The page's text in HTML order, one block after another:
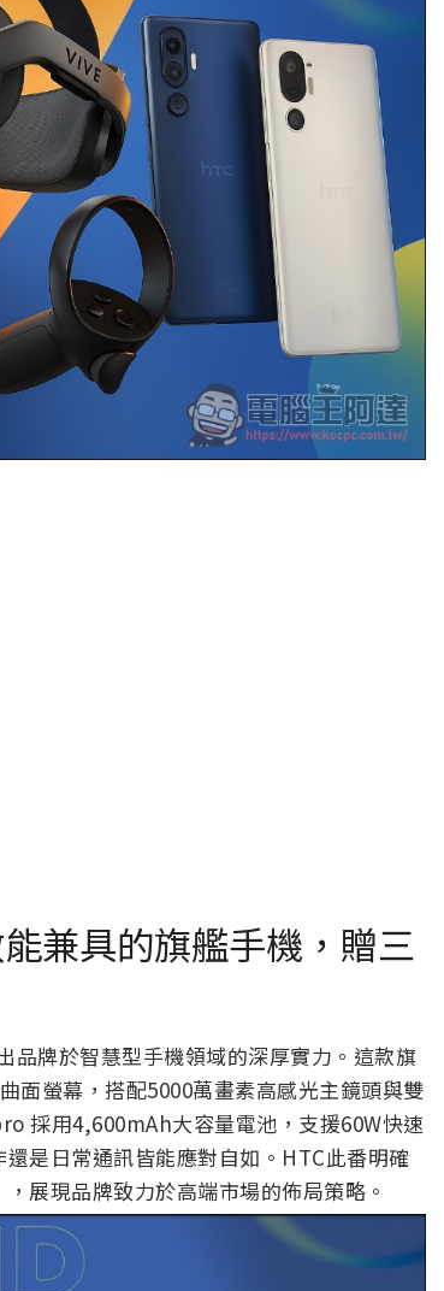
兼具的旗艦手機，贈三
牌於智慧型手機領域的深厚實力。這款旗
面螢幕，搭配5000萬畫素高感光主鏡頭與雙
採用4,600mAh大容量電池，支援60W快速
是日常通訊皆能應對自如。HTC此番明確
展現品牌致力於高端市場的佈局策略。